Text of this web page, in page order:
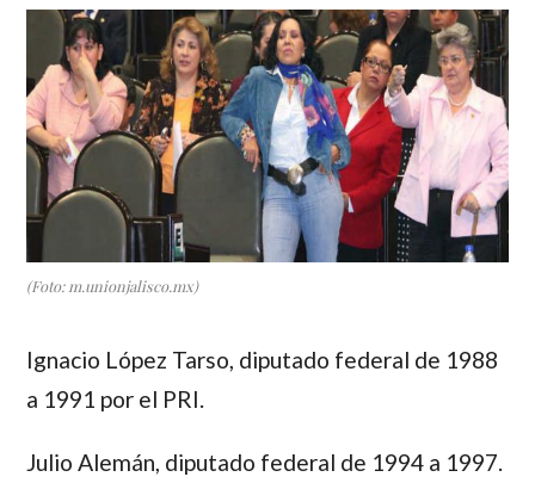
(Foto: m.unionjalisco.mx)
Ignacio López Tarso, diputado federal de 1988
a 1991 por el PRI.
Julio Alemán, diputado federal de 1994 a 1997.